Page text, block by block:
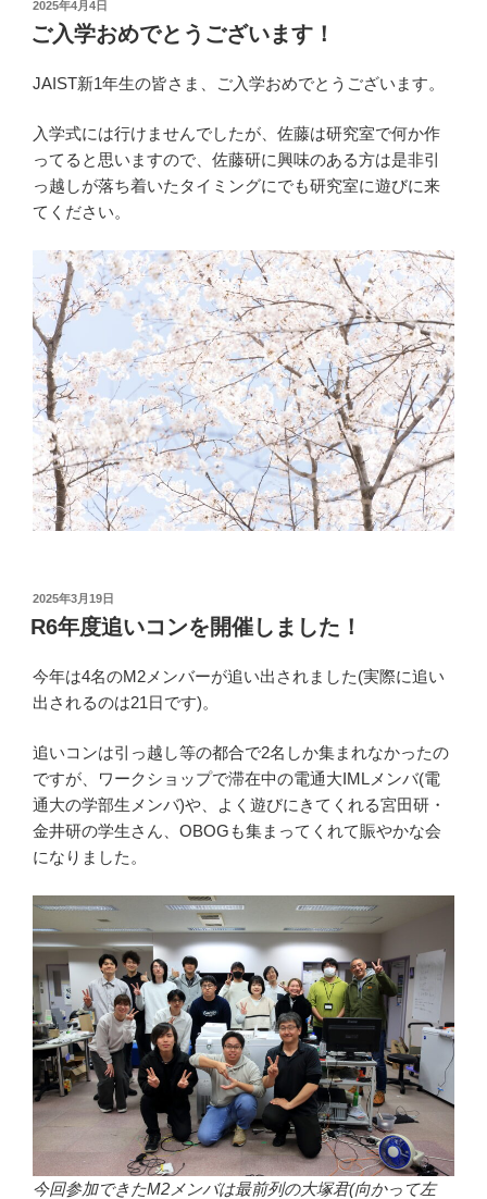
投
稿
日:
2025年4月4日
ご入学おめでとうございます！
JAIST新1年生の皆さま、ご入学おめでとうございます。
入学式には行けませんでしたが、佐藤は研究室で何か作
ってると思いますので、佐藤研に興味のある方は是非引
っ越しが落ち着いたタイミングにでも研究室に遊びに来
てください。
投
稿
日:
2025年3月19日
R6年度追いコンを開催しました！
今年は4名のM2メンバーが追い出されました(実際に追い
出されるのは21日です)。
追いコンは引っ越し等の都合で2名しか集まれなかったの
ですが、ワークショップで滞在中の電通大IMLメンバ(電
通大の学部生メンバ)や、よく遊びにきてくれる宮田研・
金井研の学生さん、OBOGも集まってくれて賑やかな会
になりました。
今回参加できたM2メンバは最前列の大塚君(向かって左